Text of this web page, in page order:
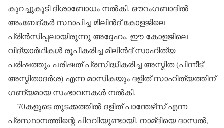
കുറച്ചുകൂടി ദിശാബോധം നല്‍കി. ഔറംഗബാദില്‍
അംബേദ്കര്‍ സ്ഥാപിച്ച മിലിന്‍ദ് കോളജിലെ
പ്രിന്‍സിപ്പലായിരുന്നു അദ്ദേഹം. ഈ കോളജിലെ
വിദ്യാര്‍ഥികള്‍ രൂപീകരിച്ച മിലിന്‍ദ് സാഹിത്യ
പരിഷത്തും പരിഷത് പ്രസിദ്ധീകരിച്ച അസ്മിത (പിന്നീട്
അസ്മിതാദര്‍ശ) എന്ന മാസികയും ദളിത് സാഹിത്യത്തിന്
ഗണ്യമായ സംഭാവനകള്‍ നല്‍കി.
70കളുടെ തുടക്കത്തില്‍ ദളിത് പാന്തേഴ്‌സ് എന്ന
പ്രസ്ഥാനത്തിന്റെ പിറവിയുണ്ടായി. നാമ്ദിയെ ദാസല്‍,